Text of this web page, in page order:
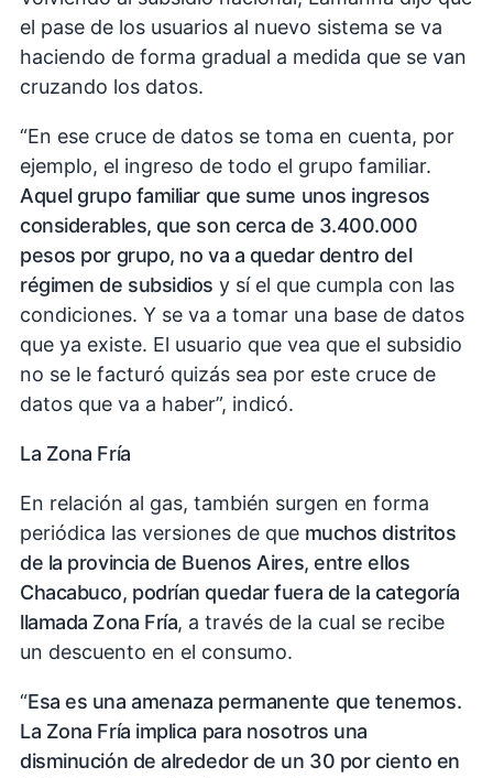
el pase de los usuarios al nuevo sistema se va
haciendo de forma gradual a medida que se van
cruzando los datos.
“En ese cruce de datos se toma en cuenta, por
ejemplo, el ingreso de todo el grupo familiar.
Aquel grupo familiar que sume unos ingresos
considerables, que son cerca de 3.400.000
pesos por grupo, no va a quedar dentro del
régimen de subsidios y sí el que cumpla con las
condiciones. Y se va a tomar una base de datos
que ya existe. El usuario que vea que el subsidio
no se le facturó quizás sea por este cruce de
datos que va a haber”, indicó.
La Zona Fría
En relación al gas, también surgen en forma
periódica las versiones de que muchos distritos
de la provincia de Buenos Aires, entre ellos
Chacabuco, podrían quedar fuera de la categoría
llamada Zona Fría, a través de la cual se recibe
un descuento en el consumo.
“Esa es una amenaza permanente que tenemos.
La Zona Fría implica para nosotros una
disminución de alrededor de un 30 por ciento en